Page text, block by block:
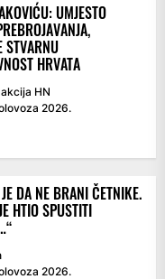
UMJESTO
STVARNU
HRVATA
HN
2026.
DA NE BRANI ČETNIKE.
HTIO SPUSTITI
2026.